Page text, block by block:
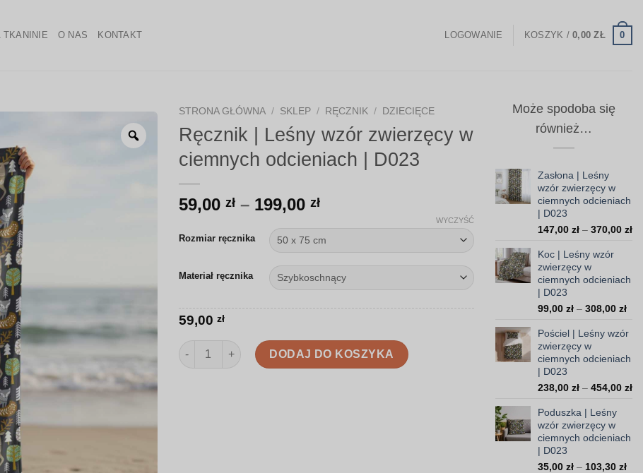
TKANINIE O NAS KONTAKT LOGOWANIE KOSZYK /0,00ZŁ 0
Zoom
STRONA GŁÓWNA / SKLEP / RĘCZNIK / DZIECIĘCE
Ręcznik | Leśny wzór zwierzęcy w
ciemnych odcieniach | D023
59,00 zł – 199,00 złZakres
od
59,00 zł
do
199,00 zł
Rozmiar ręcznika
Materiał ręcznika
WYCZYŚĆ
59,00 zł
ilość Ręcznik | Leśny wzór zwierzęcy w ciemnych odcieniach | D023
DODAJ DO KOSZYKA
Może spodoba się
również…
Zasłona | Leśny
wzór zwierzęcy w
ciemnych odcieniach
| D023
147,00 zł – 370,00 zł
Koc | Leśny wzór
zwierzęcy w
ciemnych odcieniach
| D023
99,00 zł – 308,00 zł
od
do
Pościel | Leśny wzór
zwierzęcy w
ciemnych odcieniach
| D023
238,00 zł – 454,00 zł
Poduszka | Leśny
wzór zwierzęcy w
ciemnych odcieniach
| D023
35,00 zł – 103,30 zł